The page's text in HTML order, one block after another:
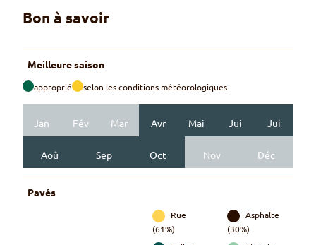
Bon à savoir
Meilleure saison
approprié selon les conditions météorologiques
Jan Fév Mar Avr Mai Jui Jui
Aoû Sep Oct Nov Déc
Pavés
Rue
(61%)
Asphalte
(30%)